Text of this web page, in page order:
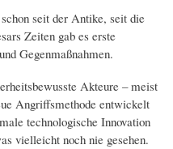
seit der Antike, seit die
Zeiten gab es erste
Gegenmaßnahmen.
Akteure – meist
Angriffsmethode entwickelt
technologische Innovation
vielleicht noch nie gesehen.